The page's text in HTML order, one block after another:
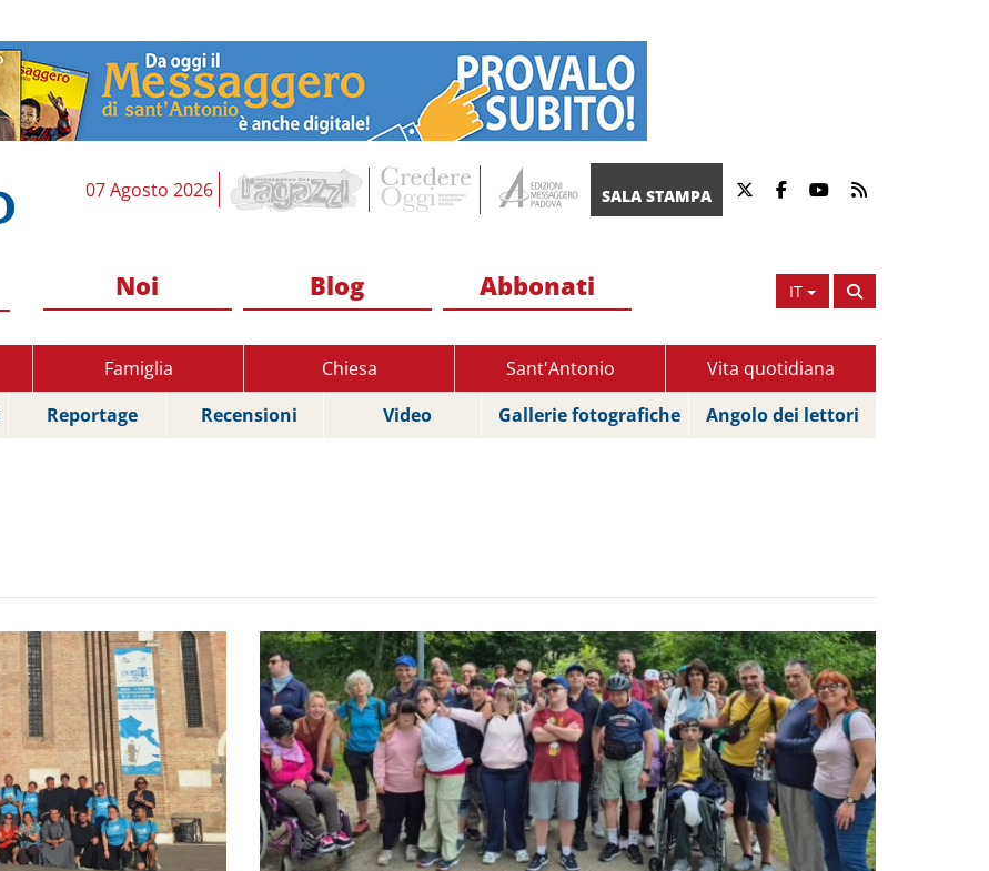
07 Agosto 2026 SALA STAMPA
IT
Noi Blog Abbonati
Famiglia Chiesa Sant'Antonio
Vita quotidiana
Reportage Recensioni Video Gallerie fotografiche Angolo dei lettori